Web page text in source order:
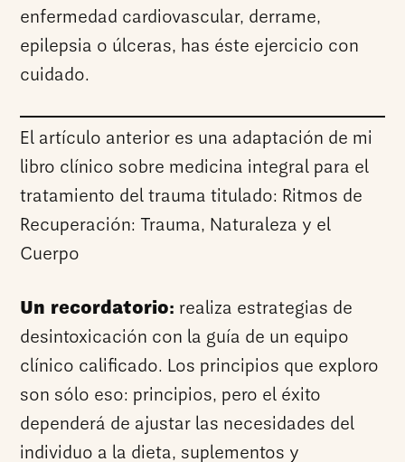
enfermedad cardiovascular, derrame,
epilepsia o úlceras, has éste ejercicio con
cuidado.
El artículo anterior es una adaptación de mi
libro clínico sobre medicina integral para el
tratamiento del trauma titulado: Ritmos de
Recuperación: Trauma, Naturaleza y el
Cuerpo
Un recordatorio: realiza estrategias de
desintoxicación con la guía de un equipo
clínico calificado. Los principios que exploro
son sólo eso: principios, pero el éxito
dependerá de ajustar las necesidades del
individuo a la dieta, suplementos y